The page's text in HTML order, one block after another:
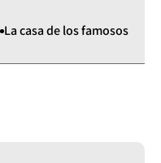
La casa de los famosos